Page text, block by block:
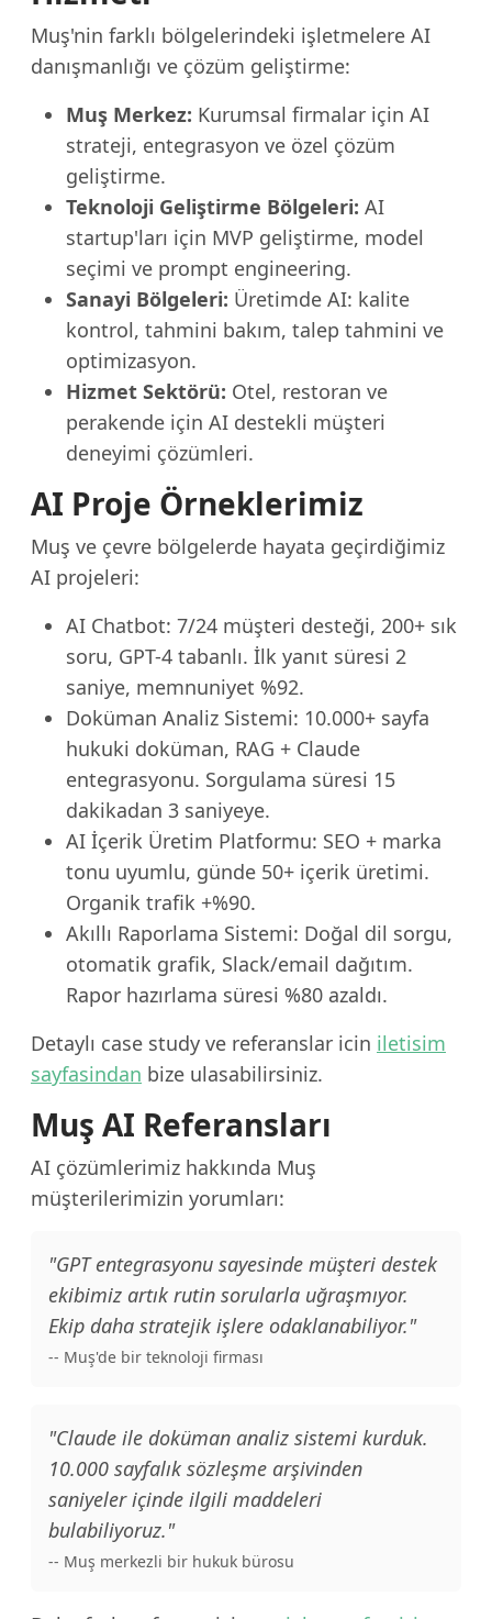
Muş'nin farklı bölgelerindeki işletmelere AI
danışmanlığı ve çözüm geliştirme:
Muş Merkez: Kurumsal firmalar için AI
strateji, entegrasyon ve özel çözüm
geliştirme.
Teknoloji Geliştirme Bölgeleri: AI
startup'ları için MVP geliştirme, model
seçimi ve prompt engineering.
Sanayi Bölgeleri: Üretimde AI: kalite
kontrol, tahmini bakım, talep tahmini ve
optimizasyon.
Hizmet Sektörü: Otel, restoran ve
perakende için AI destekli müşteri
deneyimi çözümleri.
AI Proje Örneklerimiz
Muş ve çevre bölgelerde hayata geçirdiğimiz
AI projeleri:
AI Chatbot: 7/24 müşteri desteği, 200+ sık
soru, GPT-4 tabanlı. İlk yanıt süresi 2
saniye, memnuniyet %92.
Doküman Analiz Sistemi: 10.000+ sayfa
hukuki doküman, RAG + Claude
entegrasyonu. Sorgulama süresi 15
dakikadan 3 saniyeye.
AI İçerik Üretim Platformu: SEO + marka
tonu uyumlu, günde 50+ içerik üretimi.
Organik trafik +%90.
Akıllı Raporlama Sistemi: Doğal dil sorgu,
otomatik grafik, Slack/email dağıtım.
Rapor hazırlama süresi %80 azaldı.
Detaylı case study ve referanslar icin iletisim
sayfasindan bize ulasabilirsiniz.
Muş AI Referansları
AI çözümlerimiz hakkında Muş
müşterilerimizin yorumları:
"GPT entegrasyonu sayesinde müşteri destek
ekibimiz artık rutin sorularla uğraşmıyor.
Ekip daha stratejik işlere odaklanabiliyor."
-- Muş'de bir teknoloji firması
"Claude ile doküman analiz sistemi kurduk.
10.000 sayfalık sözleşme arşivinden
saniyeler içinde ilgili maddeleri
bulabiliyoruz."
-- Muş merkezli bir hukuk bürosu